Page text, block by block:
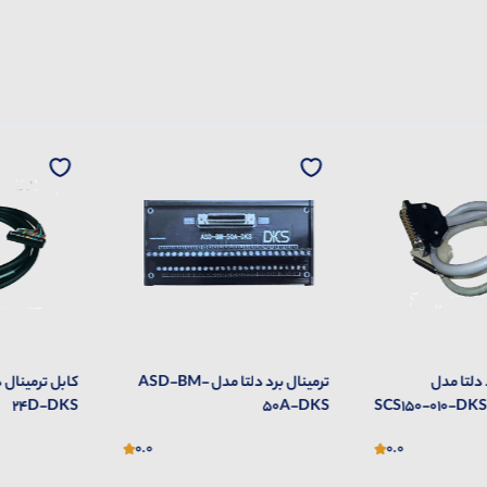
ترمینال برد دلتا مدل ASD-BM-
0.0
کابل ترمینال دلتا مدل UC-ET010-
24D-DKS
0.0
24B-DKS